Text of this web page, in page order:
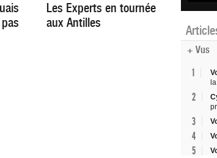
Les Experts en tournée
aux Antilles
+ Vus
1
2
3
4
5